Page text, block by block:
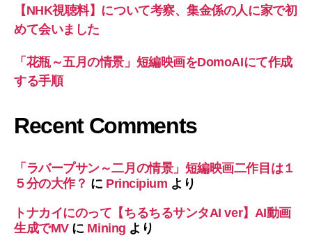
【NHK視聴料】について考察、集金係の人に家で初
めて会いました
「花瓶～五月の情景」短編映画をDomoAIにて作成
する手順
Recent Comments
「ラバープサン～二月の情景」短編映画二作目は１
５分の大作？ に Principium より
トナカイにのって【ちるちるサンタAI ver】AI動画
生成でMVに Mining より